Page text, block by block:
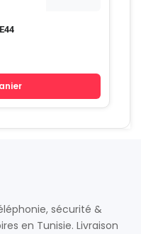
sécurité &
en Tunisie. Livraison